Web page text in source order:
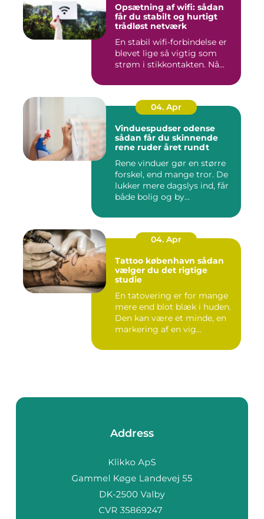
Opsætning af wifi: sådan
får du stabilt og hurtigt
trådløst netværk
En stabil wifi-forbindelse er
blevet lige så vigtig som
strøm i stikkontakten. Nå...
04. Apr
Vinduespudser odense
sådan får du skinnende
rene ruder året rundt
Rene vinduer gør en større
forskel, end mange tror. De
lukker mere dagslys ind, får
både bolig og by...
04. Apr
Tattoo københavn sådan
vælger du det rigtige
studie
En tatovering er for mange
mere end blot blæk i huden.
Den kan være et minde, en
markering af en vig...
Address